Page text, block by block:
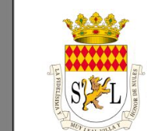
Informa sobre
publica